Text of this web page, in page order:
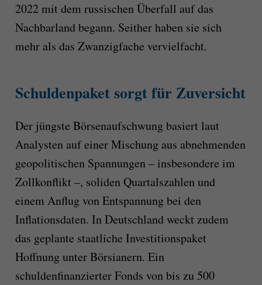
2022 mit dem russischen Überfall auf das
Nachbarland begann. Seither haben sie sich
mehr als das Zwanzigfache vervielfacht.
Schuldenpaket sorgt für Zuversicht
Der jüngste Börsenaufschwung basiert laut
Analysten auf einer Mischung aus abnehmenden
geopolitischen Spannungen – insbesondere im
Zollkonflikt –, soliden Quartalszahlen und
einem Anflug von Entspannung bei den
Inflationsdaten. In Deutschland weckt zudem
das geplante staatliche Investitionspaket
Hoffnung unter Börsianern. Ein
schuldenfinanzierter Fonds von bis zu 500